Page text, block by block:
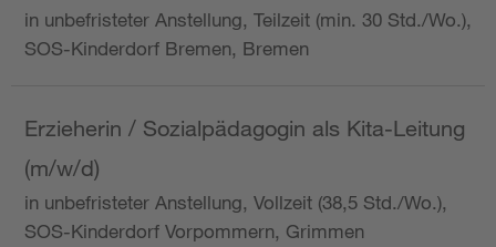
in unbefristeter Anstellung, Teilzeit (min. 30 Std./Wo.),
SOS-Kinderdorf Bremen, Bremen
Erzieherin / Sozialpädagogin als Kita-Leitung
(m/w/d)
in unbefristeter Anstellung, Vollzeit (38,5 Std./Wo.),
SOS-Kinderdorf Vorpommern, Grimmen